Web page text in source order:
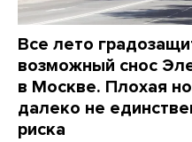
Все лето
возможный снос
в Москве. Плохая
далеко не
риска